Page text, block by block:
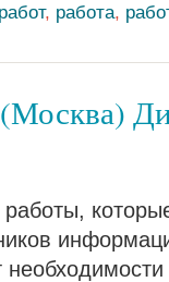
работ, работа,